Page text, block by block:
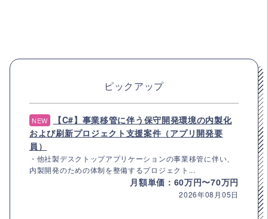
ピックアップ
NEW
【C#】事業移管に伴う保守開発環境の内製化
および刷新プロジェクト支援案件（アプリ開発要
員）
・他社製デスクトップアプリケーションの事業移管に伴い、
内製開発のための体制を整備するプロジェクト...
月額単価：60万円〜70万円
2026年08月05日